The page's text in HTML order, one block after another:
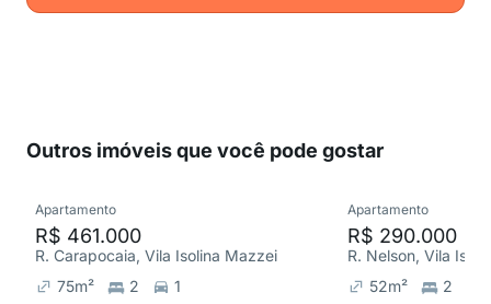
Outros imóveis que você pode gostar
Apartamento
R$ 461.000
R. Carapocaia, Vila Isolina Mazzei
75m² 2
1
Apartamento
R$ 290.000
R. Nelson, Vila
52m²
2